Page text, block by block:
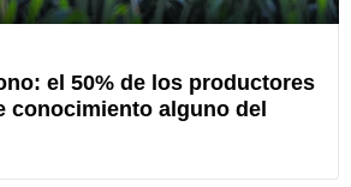
el 50% de los productores
conocimiento alguno del